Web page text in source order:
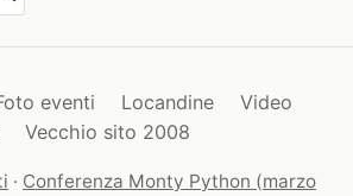
eventi Locandine
Video
Vecchio sito 2008
· Conferenza Monty Python (marzo